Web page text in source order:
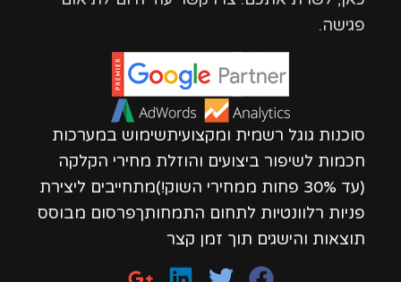
פגישה.
סוכנות גוגל רשמית ומקצועיתשימוש במערכות
חכמות לשיפור ביצועים והוזלת מחירי הקלקה
(עד 30% פחות ממחירי השוק!)מתחייבים ליצירת
פניות רלוונטיות לתחום התמחותךפרסום מבוסס
תוצאות והישגים תוך זמן קצר